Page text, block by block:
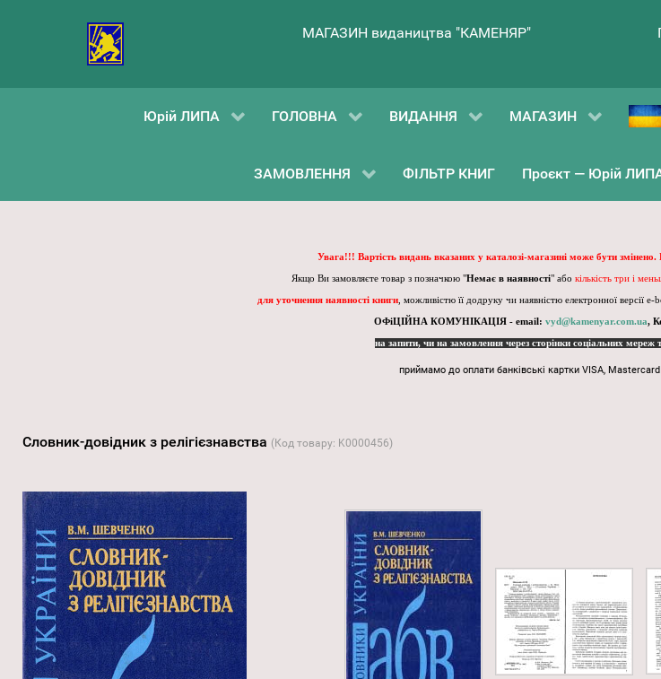
МАГАЗИН видаництва "КАМЕНЯР"
Юрій ЛИПА ГОЛОВНА ВИДАННЯ МАГАЗИН
ЗАМОВЛЕННЯ ФІЛЬТР КНИГ Проєкт — Юрій
Увага!!! Вартість видань вказаних у каталозі-магазині може бути
Якщо Ви замовляєте товар з позначкою "Немає в наявності" або кількість три і
для уточнення наявності книги, можливістю її додруку чи наявністю електронної версії e-
ОФіЦІЙНА КОМУНІКАЦІЯ - email: vyd@kamenyar.com.ua,
на запити, чи на замовлення через сторінки соціальних
приймамо до оплати банківські картки VISA, Mastercard
Словник-довідник з релігієзнавства (Код товару: K0000456)